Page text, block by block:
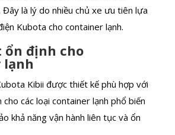
Đây là lý do nhiều chủ xe ưu tiên lựa
Kubota cho container lạnh.
ổn định cho
lạnh
Kibii được thiết kế phù hợp với
cho các loại container lạnh phổ biến
khả năng vận hành liên tục và ổn